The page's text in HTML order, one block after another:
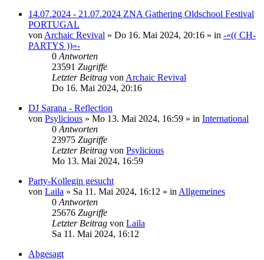
14.07.2024 - 21.07.2024 ZNA Gathering Oldschool Festival
PORTUGAL
von Archaic Revival » Do 16. Mai 2024, 20:16 » in -«(( CH-
PARTYS ))»-
0 Antworten
23591 Zugriffe
Letzter Beitrag von Archaic Revival
Do 16. Mai 2024, 20:16
DJ Sarana - Reflection
von Psylicious » Mo 13. Mai 2024, 16:59 » in International
0 Antworten
23975 Zugriffe
Letzter Beitrag von Psylicious
Mo 13. Mai 2024, 16:59
Party-Kollegin gesucht
von Laila » Sa 11. Mai 2024, 16:12 » in Allgemeines
0 Antworten
25676 Zugriffe
Letzter Beitrag von Laila
Sa 11. Mai 2024, 16:12
Abgesagt